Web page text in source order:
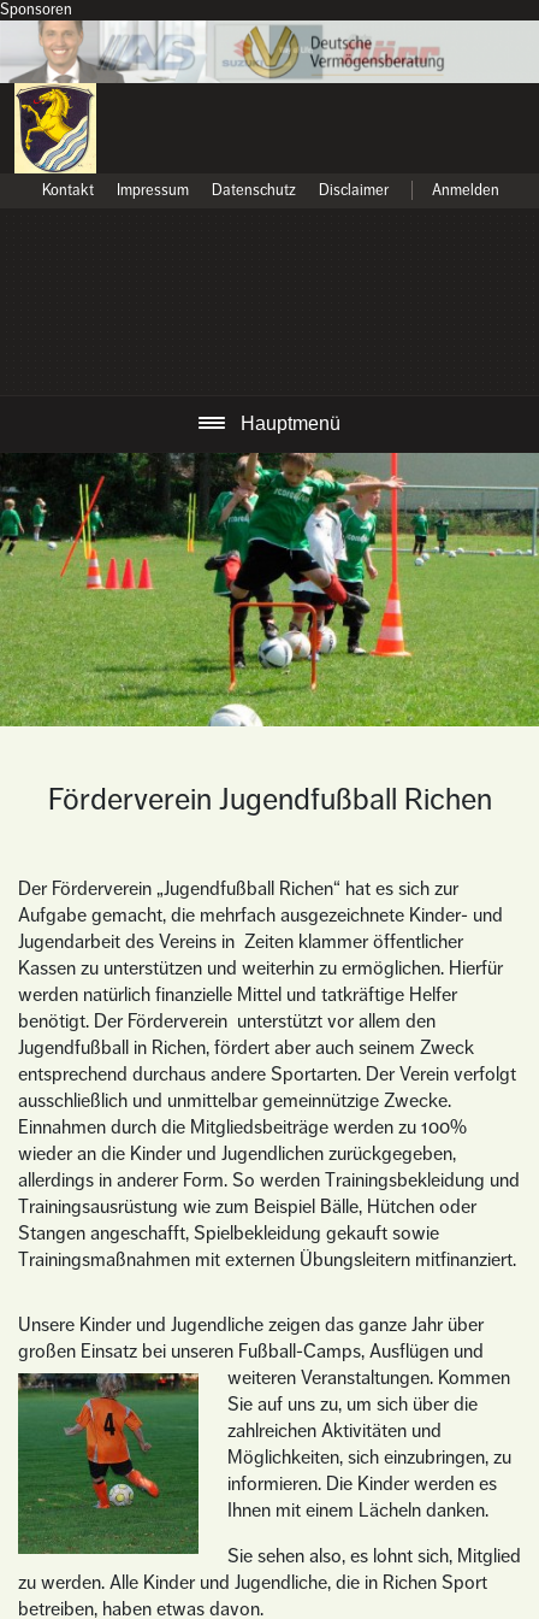
Sponsoren
Kontakt Impressum Datenschutz Disclaimer Anmelden
Hauptmenü
Förderverein Jugendfußball Richen
Der Förderverein „Jugendfußball Richen“ hat es sich zur
Aufgabe gemacht, die mehrfach ausgezeichnete Kinder- und
Jugendarbeit des Vereins in Zeiten klammer öffentlicher
Kassen zu unterstützen und weiterhin zu ermöglichen. Hierfür
werden natürlich finanzielle Mittel und tatkräftige Helfer
benötigt. Der Förderverein unterstützt vor allem den
Jugendfußball in Richen, fördert aber auch seinem Zweck
entsprechend durchaus andere Sportarten. Der Verein verfolgt
ausschließlich und unmittelbar gemeinnützige Zwecke.
Einnahmen durch die Mitgliedsbeiträge werden zu 100%
wieder an die Kinder und Jugendlichen zurückgegeben,
allerdings in anderer Form. So werden Trainingsbekleidung und
Trainingsausrüstung wie zum Beispiel Bälle, Hütchen oder
Stangen angeschafft, Spielbekleidung gekauft sowie
Trainingsmaßnahmen mit externen Übungsleitern mitfinanziert.
Unsere Kinder und Jugendliche zeigen das ganze Jahr über
großen Einsatz bei unseren Fußball-Camps, Ausflügen und
weiteren Veranstaltungen. Kommen
Sie auf uns zu, um sich über die
zahlreichen Aktivitäten und
Möglichkeiten, sich einzubringen, zu
informieren. Die Kinder werden es
Ihnen mit einem Lächeln danken.
Sie sehen also, es lohnt sich, Mitglied
zu werden. Alle Kinder und Jugendliche, die in Richen Sport
betreiben, haben etwas davon.